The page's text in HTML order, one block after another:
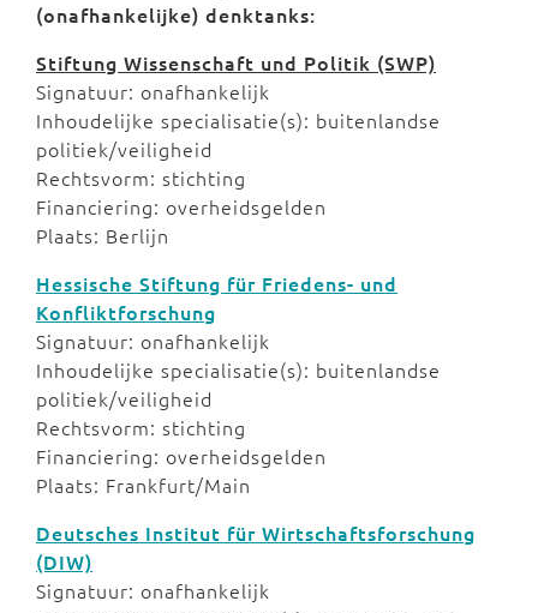
(onafhankelijke) denktanks:
Stiftung Wissenschaft und Politik (SWP)
Signatuur: onafhankelijk
Inhoudelijke specialisatie(s): buitenlandse
politiek/veiligheid
Rechtsvorm: stichting
Financiering: overheidsgelden
Plaats: Berlijn
Hessische Stiftung für Friedens- und
Konfliktforschung
Signatuur: onafhankelijk
Inhoudelijke specialisatie(s): buitenlandse
politiek/veiligheid
Rechtsvorm: stichting
Financiering: overheidsgelden
Plaats: Frankfurt/Main
Deutsches Institut für Wirtschaftsforschung
(DIW)
Signatuur: onafhankelijk